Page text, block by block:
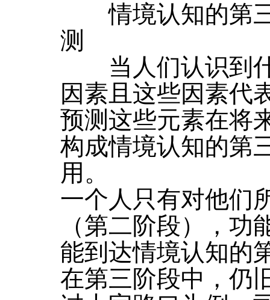
情境认知的第三
测
当人们认识到什
因素且这些因素代
预测这些元素在将
构成情境认知的第
用。
一个人只有对他们
（第二阶段），
能到达情境认知的
在第三阶段中，仍